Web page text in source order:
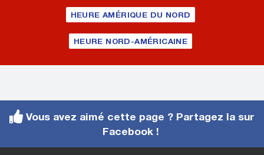
HEURE AMÉRIQUE DU NORD
HEURE NORD-AMÉRICAINE
Vous avez aimé cette page ? Partagez la sur
Facebook !